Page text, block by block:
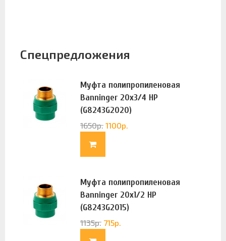
Спецпредложения
Муфта полипропиленовая
Banninger 20х3/4 НР
(G8243G2020)
1650р. 1100р.
Муфта полипропиленовая
Banninger 20х1/2 НР
(G8243G2015)
1135р. 715р.